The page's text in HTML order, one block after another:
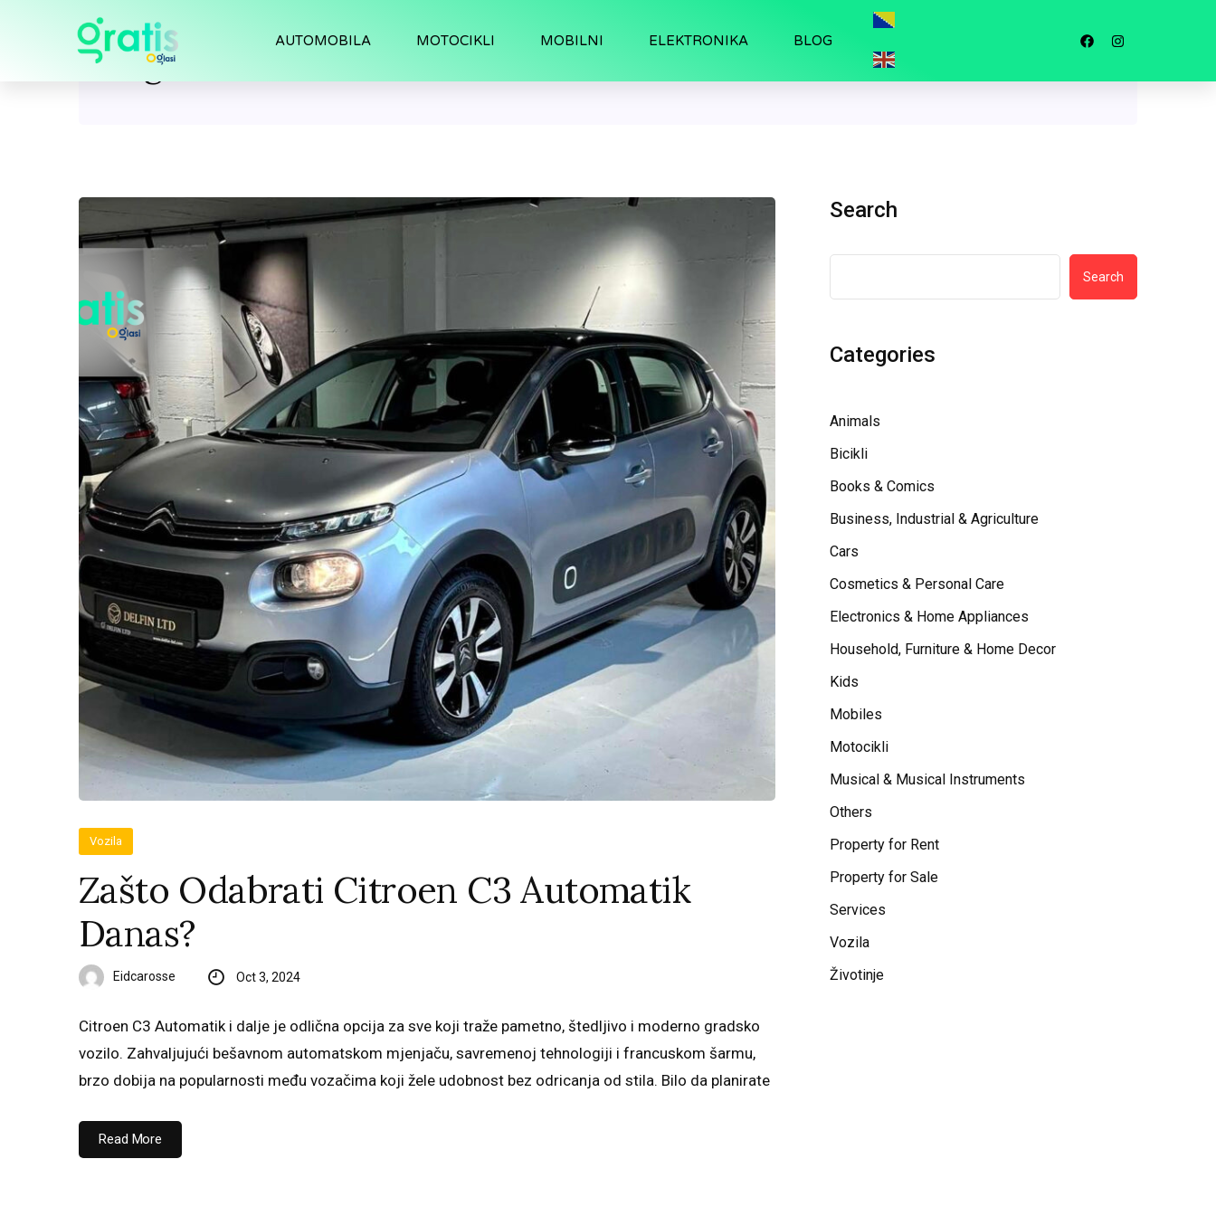
AUTOMOBILA MOTOCIKLI MOBILNI ELEKTRONIKA BLOG
Tag:
Vozila
Zašto Odabrati Citroen C3 Automatik
Danas?
Eidcarosse Oct 3, 2024
Citroen C3 Automatik i dalje je odlična opcija za sve koji traže pametno, štedljivo i moderno gradsko
vozilo. Zahvaljujući bešavnom automatskom mjenjaču, savremenoj tehnologiji i francuskom šarmu,
brzo dobija na popularnosti među vozačima koji žele udobnost bez odricanja od stila. Bilo da planirate
Read More
Search
Search
Categories
Animals
Bicikli
Books & Comics
Business, Industrial & Agriculture
Cars
Cosmetics & Personal Care
Electronics & Home Appliances
Household, Furniture & Home Decor
Kids
Mobiles
Motocikli
Musical & Musical Instruments
Others
Property for Rent
Property for Sale
Services
Vozila
Životinje